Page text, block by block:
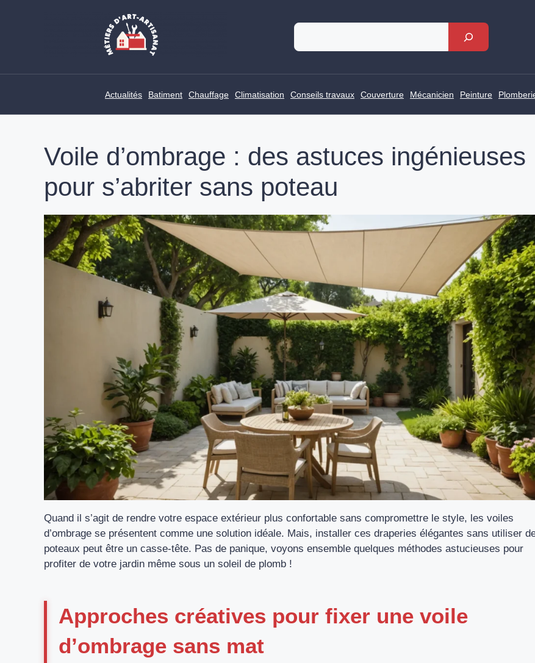
Rechercher
Actualités Batiment Chauffage Climatisation Conseils travaux Couverture Mécanicien Peinture
Voile d’ombrage : des astuces ingénieuses
pour s’abriter sans poteau
Quand il s’agit de rendre votre espace extérieur plus confortable sans compromettre le style, les voiles
d’ombrage se présentent comme une solution idéale. Mais, installer ces draperies élégantes sans utiliser
poteaux peut être un casse-tête. Pas de panique, voyons ensemble quelques méthodes astucieuses pour
profiter de votre jardin même sous un soleil de plomb !
Approches créatives pour fixer une voile
d’ombrage sans mat